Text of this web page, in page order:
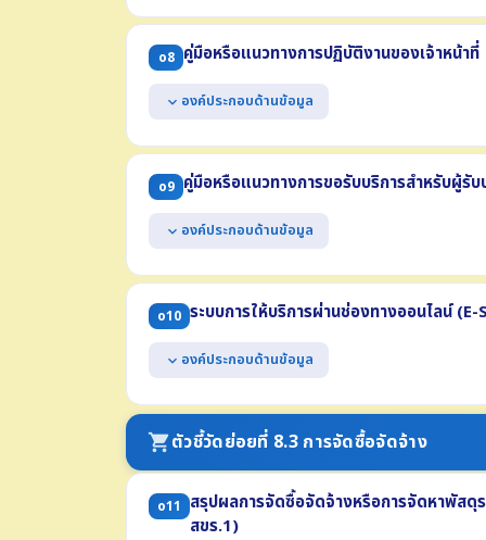
แสดงผลการดำเนินงานตามแผนดำเนินงาน ประจำปี
ประกอบด้วย
(1) ผลการดำเนินงานของแต่ละโครงการหรือกิจกรรม
(2) งบประมาณที่ได้รับจัดสรรแต่ละโครงการหรือกิจกรรม
(3) ผลการใช้จ่ายงบประมาณที่ใช้ดำเนินงานแต่ละโครงกา
o8 คู่มือหรือแนวทางการปฏิบัติงานของเจ้าหน้าที่
expand_more องค์ประกอบด้านข้อมูล
แสดงคู่มือหรือแนวทางการปฏิบัติงานที่เจ้าหน้าที่ของ
เดียวกัน อย่างน้อย 3 งาน อย่างน้อยประกอบด้วย
(1) ชื่องาน (2) วิธีการขั้นตอนการปฏิบัติงาน
(3) ระยะเวลาที่ใช้ในการปฏิบัติงาน (4) กฎหมายที่เกี่ยวข้อ
o9 คู่มือหรือแนวทางการขอรับบริการสำหรับผู้รั
expand_more องค์ประกอบด้านข้อมูล
แสดงคู่มือการขอรับบริการหรือแนวทางการปฏิบัติที่
น้อย 3 งาน อย่างน้อยประกอบด้วย
(1) ชื่องาน (2) วิธีการขั้นตอนการขอรับบริการ (3) ระยะ
(4) ช่องทางให้บริการ (5) ค่าธรรมเนียม (6) เอกสารหลั
o10 ระบบการให้บริการผ่านช่องทางออนไลน์ (E-
expand_more องค์ประกอบด้านข้อมูล
แสดงช่องทางการให้บริการหรือธุรกรรมภาครัฐที่สอ
อินเทอร์เน็ต โดยผู้ขอรับบริการไม่จำเป็นต้องเดินทาง
สามารถเข้าถึงหรือเชื่อมโยงได้จากหน้าแรกของเว็บไ
shopping_cartตัวชี้วัดย่อยที่ 8.3 การจัดซื้อจัดจ้าง
o11
สรุปผลการจัดซื้อจัดจ้างหรือการจัดหาพัสดุ
สขร.1)